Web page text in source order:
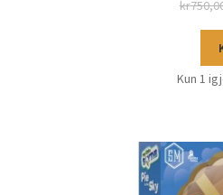
kr
Kun 1